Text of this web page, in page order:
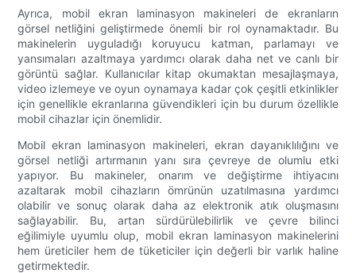
Ayrıca, mobil ekran laminasyon makineleri de ekranların
görsel netliğini geliştirmede önemli bir rol oynamaktadır. Bu
makinelerin uyguladığı koruyucu katman, parlamayı ve
yansımaları azaltmaya yardımcı olarak daha net ve canlı bir
görüntü sağlar. Kullanıcılar kitap okumaktan mesajlaşmaya,
video izlemeye ve oyun oynamaya kadar çok çeşitli etkinlikler
için genellikle ekranlarına güvendikleri için bu durum özellikle
mobil cihazlar için önemlidir.
Mobil ekran laminasyon makineleri, ekran dayanıklılığını ve
görsel netliği artırmanın yanı sıra çevreye de olumlu etki
yapıyor. Bu makineler, onarım ve değiştirme ihtiyacını
azaltarak mobil cihazların ömrünün uzatılmasına yardımcı
olabilir ve sonuç olarak daha az elektronik atık oluşmasını
sağlayabilir. Bu, artan sürdürülebilirlik ve çevre bilinci
eğilimiyle uyumlu olup, mobil ekran laminasyon makinelerini
hem üreticiler hem de tüketiciler için değerli bir varlık haline
getirmektedir.